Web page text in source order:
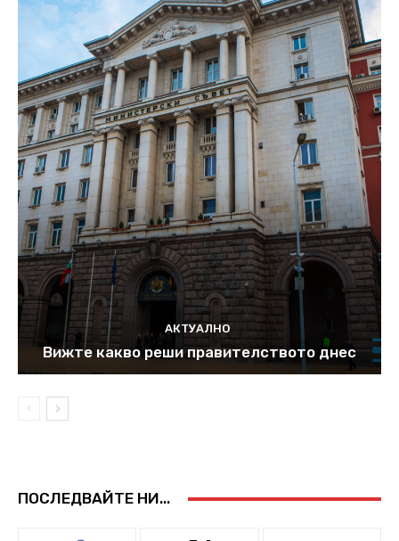
АКТУАЛНО
Вижте какво реши правителството днес
ПОСЛЕДВАЙТЕ НИ...